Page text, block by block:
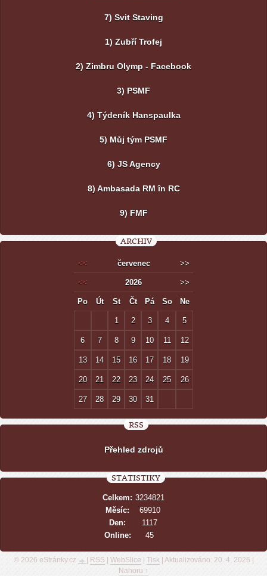
7) Svit Staving
1) Zubří Trofej
2) Zimbru Olymp - Facebook
3) PSMF
4) Týdeník Hanspaulka
5) Můj tým PSMF
6) JS Agency
8) Ambasada RM în RC
9) FMF
ARCHIV
<< červenec >>
<< 2026 >>
Po Út St Čt Pá So Ne
1 2 3 4 5
6 7 8 9 10 11 12
13 14 15 16 17 18 19
20 21 22 23 24 25 26
27 28 29 30 31
RSS
Přehled zdrojů
STATISTIKY
Online: 45
Celkem: 3234821
Měsíc:
69910
Den:
1117
© 2026 eStránky.cz RSS| WebSlice Tisk| Aktualizováno: 20. 4. 2026
Nahoru ↑